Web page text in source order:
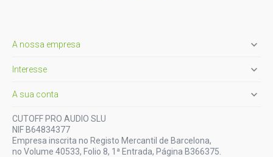
A nossa empresa 
Interesse 
A sua conta 
CUTOFF PRO AUDIO SLU
NIF B64834377
Empresa inscrita no Registo Mercantil de Barcelona,
no Volume 40533, Folio 8, 1ª Entrada, Página B366375.